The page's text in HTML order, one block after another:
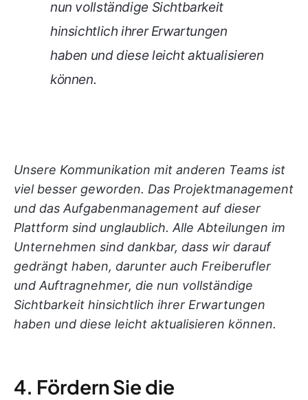
nun vollständige Sichtbarkeit
hinsichtlich ihrer Erwartungen
haben und diese leicht aktualisieren
können.
Unsere Kommunikation mit anderen Teams ist
viel besser geworden. Das Projektmanagement
und das Aufgabenmanagement auf dieser
Plattform sind unglaublich. Alle Abteilungen im
Unternehmen sind dankbar, dass wir darauf
gedrängt haben, darunter auch Freiberufler
und Auftragnehmer, die nun vollständige
Sichtbarkeit hinsichtlich ihrer Erwartungen
haben und diese leicht aktualisieren können.
4. Fördern Sie die